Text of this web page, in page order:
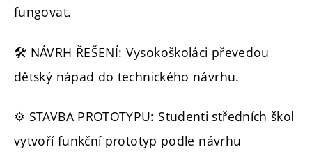
fungovat.
🛠️ NÁVRH ŘEŠENÍ: Vysokoškoláci převedou
dětský nápad do technického návrhu.
⚙️ STAVBA PROTOTYPU: Studenti středních škol
vytvoří funkční prototyp podle návrhu